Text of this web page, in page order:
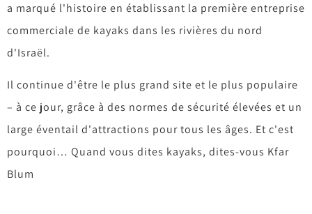
a marqué l'histoire en établissant la première entreprise
commerciale de kayaks dans les rivières du nord
d'Israël.
Il continue d'être le plus grand site et le plus populaire
– à ce jour, grâce à des normes de sécurité élevées et un
large éventail d'attractions pour tous les âges. Et c'est
pourquoi… Quand vous dites kayaks, dites-vous Kfar
Blum